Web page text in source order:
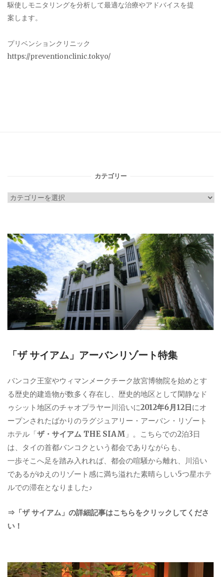
駆使しモニタリングを分析して最適な治療やアドバイスを提
案します。
プリベンションクリニック
https://preventionclinic.tokyo/
カテゴリー
カ
リ
ー
「ザ サイアム」アーバンリゾート特集
バンコク王室やウィマンメークチーク故宮博物院を始めとす
る歴史的建造物が数多く存在し、歴史的地区として閑静なド
ゥシット地区のチャオプラヤー川沿いに2012年6月12日にオ
ープンされたばかりのラグジュアリー・アーバン・リゾート
ホテル「ザ・サイアム THE SIAM 」。こちらでの2泊3日
は、タイの首都バンコクという都会でありながらも、
一歩そこへ足を踏み入れれば、都会の喧騒から離れ、川沿い
であるがゆえのリゾート感に満ち溢れた素晴らしい5つ星ホテ
ルでの滞在となりました♪
⇒「ザ サイアム」の詳細記事はこちらをクリックしてくださ
い！